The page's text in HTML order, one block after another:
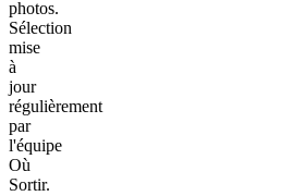
photos.
Sélection
mise
à
jour
régulièrement
par
l'équipe
Où
Sortir.